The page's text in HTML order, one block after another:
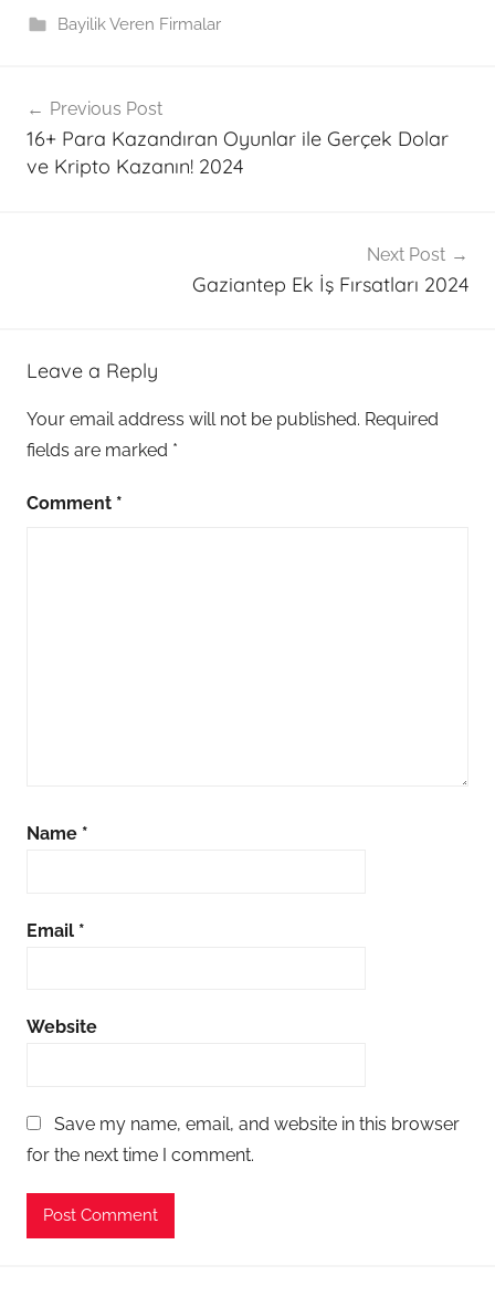
Bayilik Veren Firmalar
navigation
Previous Post
16+ Para Kazandıran Oyunlar ile Gerçek Dolar
ve Kripto Kazanın! 2024
Next Post
Gaziantep Ek İş Fırsatları 2024
Leave a Reply
Your email address will not be published. Required
fields are marked *
Comment *
Name *
Email *
Website
Save my name, email, and website in this browser
for the next time I comment.